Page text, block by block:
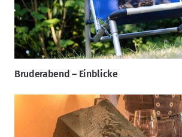
Bruderabend – Einblicke